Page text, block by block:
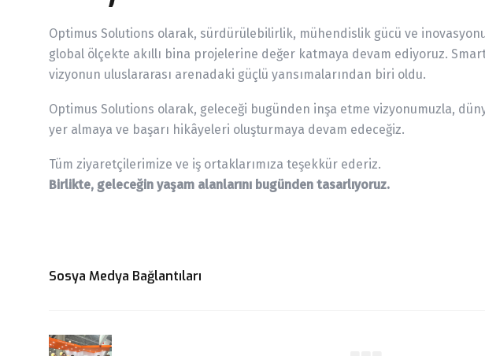
Optimus Solutions olarak, sürdürülebilirlik, mühendislik gücü ve
global ölçekte akıllı bina projelerine değer katmaya devam ediyoruz.
vizyonun uluslararası arenadaki güçlü yansımalarından biri oldu.
Optimus Solutions olarak, geleceği bugünden inşa etme vizyonumuzla,
yer almaya ve başarı hikâyeleri oluşturmaya devam edeceğiz.
Tüm ziyaretçilerimize ve iş ortaklarımıza teşekkür ederiz.
Birlikte, geleceğin yaşam alanlarını bugünden tasarlıyoruz.
Sosya Medya Bağlantıları